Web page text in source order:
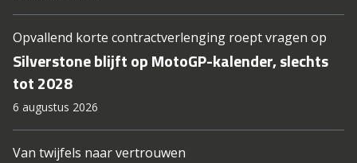
Opvallend korte contractverlenging roept vragen op
Silverstone blijft op MotoGP-kalender, slechts
tot 2028
6 augustus 2026
Van twijfels naar vertrouwen